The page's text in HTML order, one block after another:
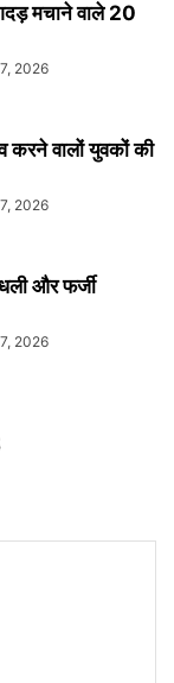
मचाने वाले 20
2026
करने वालों युवकों की
2026
और फर्जी
2026